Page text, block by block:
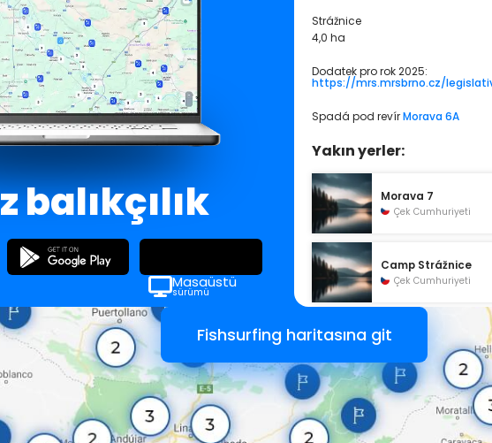
balıkçılık
Masaüstü
sürümü
Strážnice
4,0 ha
Dodatek pro rok 2025:
https://mrs.mrsbrno.cz/
Spadá pod revírMorava 6A
Yakın yerler:
Morava 7
Çek Cumhuriyeti
Camp Strážnice
Çek Cumhuriyeti
Včelíny
Çek Cumhuriyeti
Fishsurfing haritasına git